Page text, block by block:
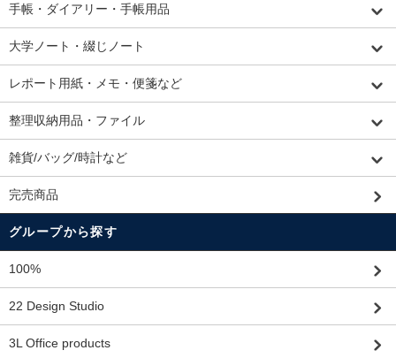
手帳・ダイアリー・手帳用品
大学ノート・綴じノート
レポート用紙・メモ・便箋など
整理収納用品・ファイル
雑貨/バッグ/時計など
完売商品
グループから探す
100%
22 Design Studio
3L Office products